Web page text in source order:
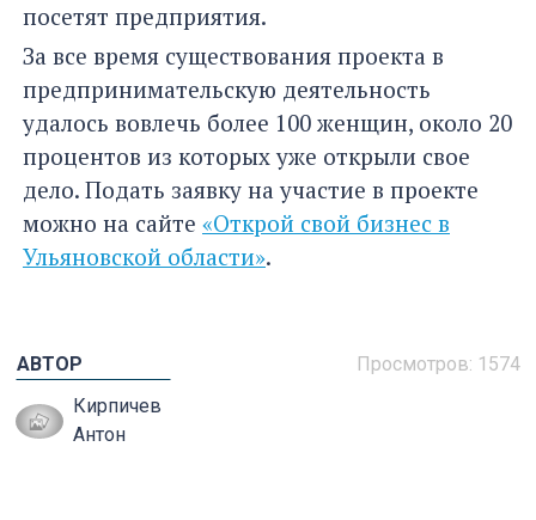
посетят предприятия.
За все время существования проекта в
предпринимательскую деятельность
удалось вовлечь более 100 женщин, около 20
процентов из которых уже открыли свое
дело. Подать заявку на участие в проекте
можно на сайте «Открой свой бизнес в
Ульяновской области».
Просмотров: 1574
АВТОР
Кирпичев
Антон